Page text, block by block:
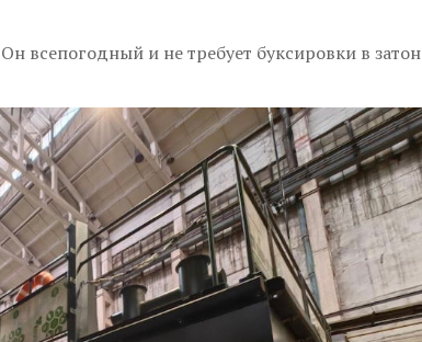
всепогодный и не требует буксировки в затон